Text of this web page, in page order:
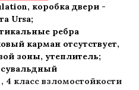
коробка двери -
Ursa;
ребра
карман отсутствует,
зоны, утеплитель;
, 4 класс взломостойкости